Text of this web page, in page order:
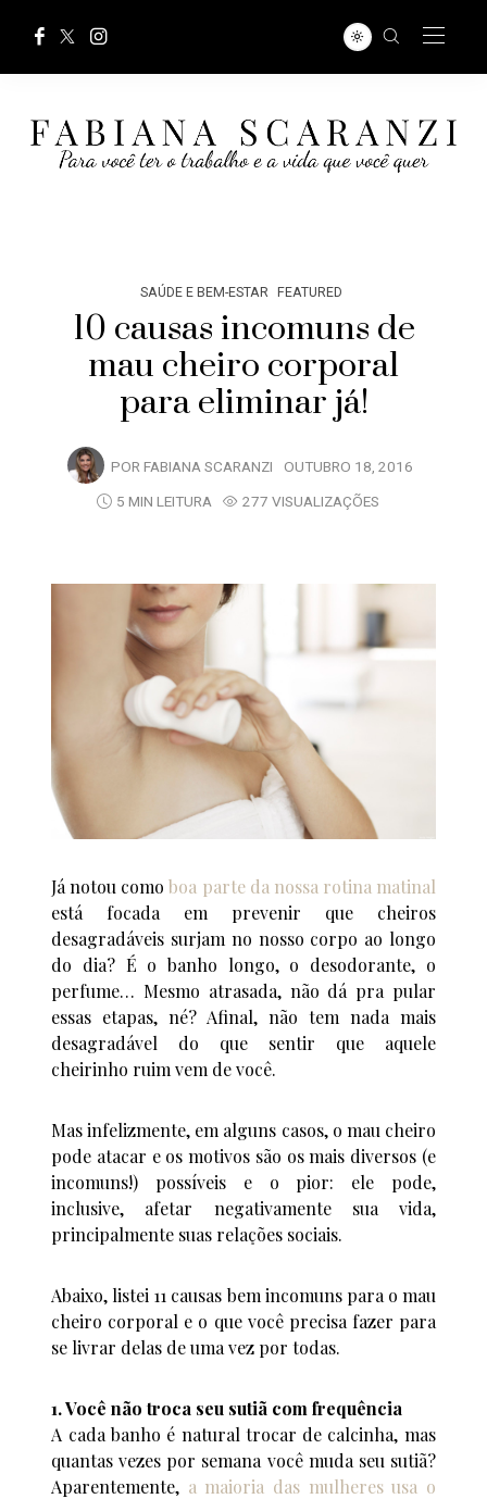
SAÚDE E BEM-ESTAR FEATURED
10 causas incomuns de
mau cheiro corporal
para eliminar já!
POR FABIANA SCARANZI OUTUBRO 18, 2016
5 MIN LEITURA
277 VISUALIZAÇÕES
Já notou comoboa parte da nossa rotina matinal
está focada em prevenir que cheiros
desagradáveis surjam no nosso corpo ao longo
do dia? É o banho longo, o desodorante, o
perfume… Mesmo atrasada, não dá pra pular
essas etapas, né? Afinal, não tem nada mais
desagradável do que sentir que aquele
cheirinho ruim vem de você.
Mas infelizmente, em alguns casos, o mau cheiro
pode atacar e os motivos são os mais diversos (e
incomuns!) possíveis e o pior: ele pode,
inclusive, afetar negativamente sua vida,
principalmente suas relações sociais.
Abaixo, listei 11 causas bem incomuns para o mau
cheiro corporal e o que você precisa fazer para
se livrar delas de uma vez por todas.
1. Você não troca seu sutiã com frequência
A cada banho é natural trocar de calcinha, mas
quantas vezes por semana você muda seu sutiã?
Aparentemente, a maioria das mulheres usa o